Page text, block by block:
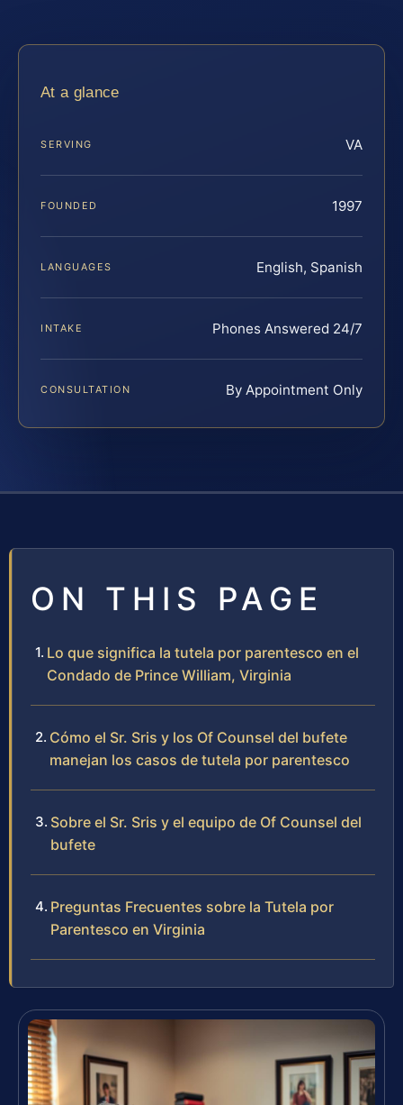
At a glance
SERVING VA
FOUNDED 1997
LANGUAGES English, Spanish
INTAKE Phones Answered 24/7
CONSULTATION By Appointment Only
ON THIS PAGE
Lo que significa la tutela por parentesco en el
Condado de Prince William, Virginia
Cómo el Sr. Sris y los Of Counsel del bufete
manejan los casos de tutela por parentesco
Sobre el Sr. Sris y el equipo de Of Counsel del
bufete
Preguntas Frecuentes sobre la Tutela por
Parentesco en Virginia